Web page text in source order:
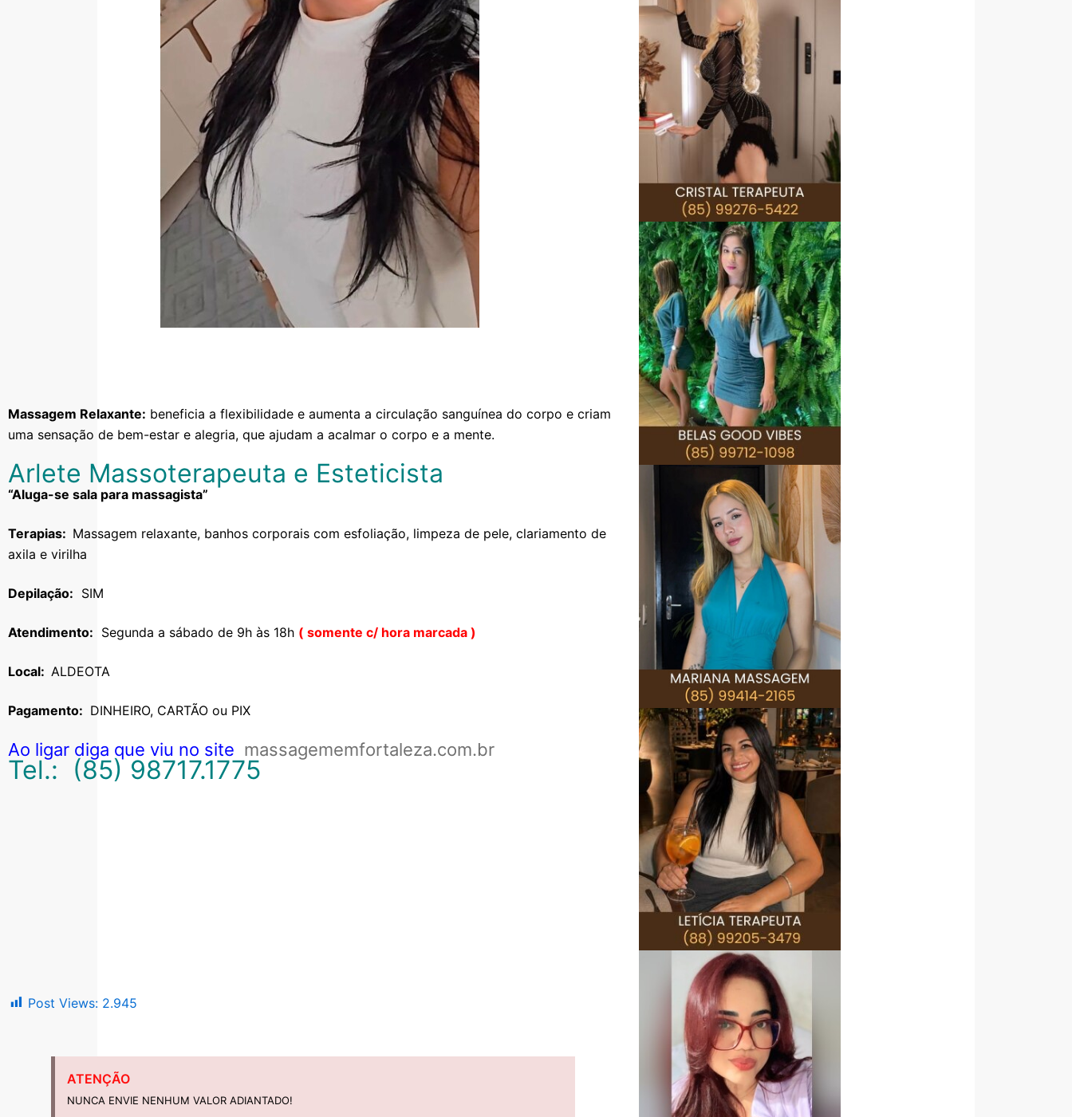
Massagem Relaxante: beneficia a flexibilidade e aumenta a circulação sanguínea do corpo e criam
uma sensação de bem-estar e alegria, que ajudam a acalmar o corpo e a mente.
Arlete Massoterapeuta e Esteticista
“Aluga-se sala para massagista”
Terapias: Massagem relaxante, banhos corporais com esfoliação, limpeza de pele, clariamento de
axila e virilha
Depilação: SIM
Atendimento: Segunda a sábado de 9h às 18h ( somente c/ hora marcada )
Local: ALDEOTA
Pagamento: DINHEIRO, CARTÃO ou PIX
Ao ligar diga que viu no site massagememfortaleza.com.br
Tel.: (85) 98717.1775
Post Views: 2.945
ATENÇÃO
NUNCA ENVIE NENHUM VALOR ADIANTADO!